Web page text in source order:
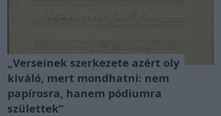
„Verseinek szerkezete azért oly
kiváló, mert mondhatni: nem
papírosra, hanem pódiumra
születtek”